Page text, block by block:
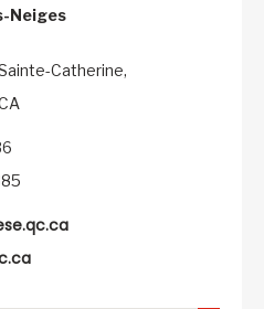
Neiges
Catherine,